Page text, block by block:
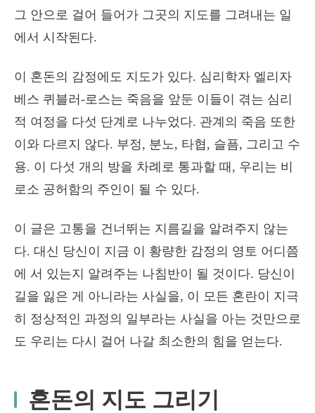
그 안으로 걸어 들어가 그곳의 지도를 그려내는 일
에서 시작된다.
이 혼돈의 감정에도 지도가 있다. 심리학자 엘리자
베스 퀴블러-로스는 죽음을 앞둔 이들이 겪는 심리
적 여정을 다섯 단계로 나누었다. 관계의 죽음 또한
이와 다르지 않다. 부정, 분노, 타협, 슬픔, 그리고 수
용. 이 다섯 개의 방을 차례로 통과할 때, 우리는 비
로소 공허함의 주인이 될 수 있다.
이 글은 고통을 건너뛰는 지름길을 알려주지 않는
다. 대신 당신이 지금 이 황량한 감정의 영토 어디쯤
에 서 있는지 알려주는 나침반이 될 것이다. 당신이
길을 잃은 게 아니라는 사실을, 이 모든 혼란이 지극
히 정상적인 과정의 일부라는 사실을 아는 것만으로
도 우리는 다시 걸어 나갈 최소한의 힘을 얻는다.
혼돈의 지도 그리기